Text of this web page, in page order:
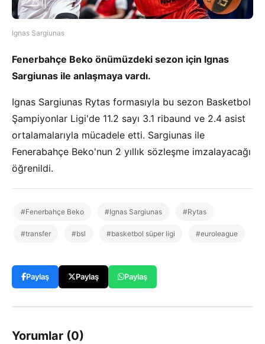
Ignas Sargiunas
Fenerbahçe Beko önümüzdeki sezon için Ignas
Sargiunas ile anlaşmaya vardı.
Ignas Sargiunas Rytas formasıyla bu sezon Basketbol
Şampiyonlar Ligi'de 11.2 sayı 3.1 ribaund ve 2.4 asist
ortalamalarıyla mücadele etti. Sargiunas ile
Fenerabahçe Beko'nun 2 yıllık sözleşme imzalayacağı
öğrenildi.
#Fenerbahçe Beko #Ignas Sargiunas #Rytas
#transfer #bsl #basketbol süper ligi #euroleague
Paylaş Paylaş Paylaş
Yorumlar (0)